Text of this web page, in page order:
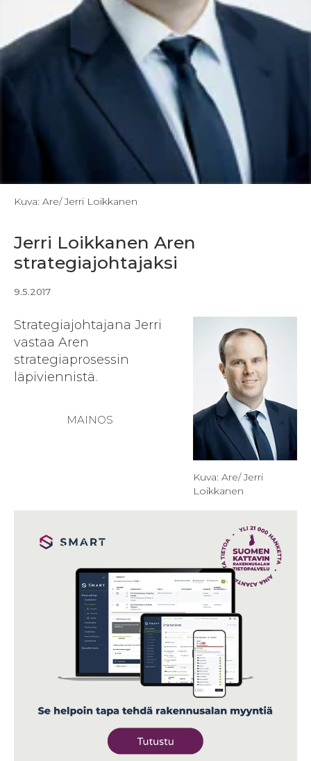
Kuva: Are/ Jerri Loikkanen
Jerri Loikkanen Aren
strategiajohtajaksi
9.5.2017
Kuva: Are/ Jerri
Loikkanen
Strategiajohtajana Jerri
vastaa Aren
strategiaprosessin
läpiviennistä.